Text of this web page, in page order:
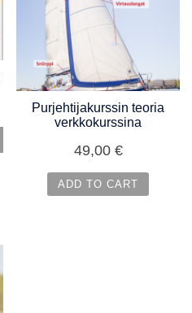
Purjehtijakurssin teoria
verkkokurssina
49,00 €
ADD TO CART